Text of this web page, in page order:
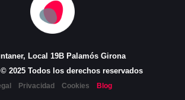
Local 19B Palamós Girona
2025 Todos los derechos reservados
Privacidad Cookies Blog